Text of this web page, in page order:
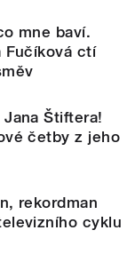
mne baví.
Fučíková ctí
Štiftera!
četby z jeho
rekordman
cyklu